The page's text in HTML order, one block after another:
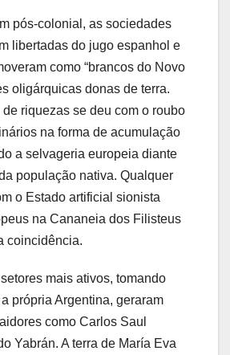
pós-colonial, as sociedades
libertadas do jugo espanhol e
como “brancos do Novo
oligárquicas donas de terra.
de riquezas se deu com o roubo
na forma de acumulação
a selvageria europeia diante
população nativa. Qualquer
o Estado artificial sionista
na Cananeia dos Filisteus
coincidência.
mais ativos, tomando
própria Argentina, geraram
como Carlos Saul
Yabrán. A terra de María Eva